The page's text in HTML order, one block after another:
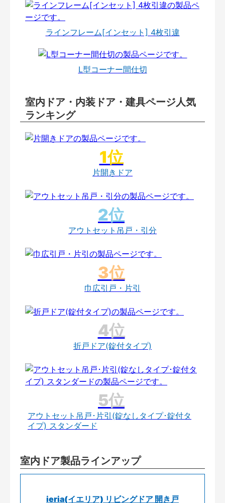
ラインフレーム[インセット] 4枚引違
L型コーナー間仕切
室内ドア・内装ドア・建具ページ人気
ランキング
片開きドア
アウトセット吊戸・引分
巾広引戸・片引
折戸ドア(錠付タイプ)
アウトセット吊戸･片引(錠なしタイプ･錠付タ
イプ) スタンダード
室内ドア製品ラインアップ
ieria(イエリア) リビングドア 開き戸